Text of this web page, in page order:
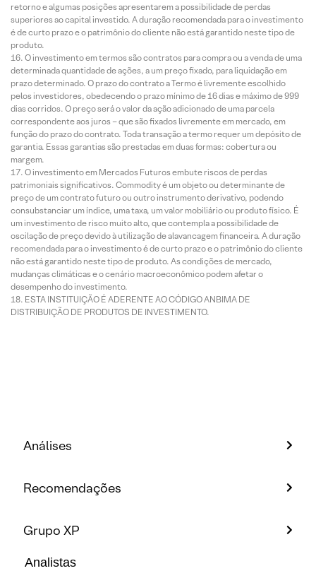
retorno e algumas posições apresentarem a possibilidade de perdas
superiores ao capital investido. A duração recomendada para o investimento
é de curto prazo e o patrimônio do cliente não está garantido neste tipo de
produto.
O investimento em termos são contratos para compra ou a venda de uma
determinada quantidade de ações, a um preço fixado, para liquidação em
prazo determinado. O prazo do contrato a Termo é livremente escolhido
pelos investidores, obedecendo o prazo mínimo de 16 dias e máximo de 999
dias corridos. O preço será o valor da ação adicionado de uma parcela
correspondente aos juros – que são fixados livremente em mercado, em
função do prazo do contrato. Toda transação a termo requer um depósito de
garantia. Essas garantias são prestadas em duas formas: cobertura ou
margem.
O investimento em Mercados Futuros embute riscos de perdas
patrimoniais significativos. Commodity é um objeto ou determinante de
preço de um contrato futuro ou outro instrumento derivativo, podendo
consubstanciar um índice, uma taxa, um valor mobiliário ou produto físico. É
um investimento de risco muito alto, que contempla a possibilidade de
oscilação de preço devido à utilização de alavancagem financeira. A duração
recomendada para o investimento é de curto prazo e o patrimônio do cliente
não está garantido neste tipo de produto. As condições de mercado,
mudanças climáticas e o cenário macroeconômico podem afetar o
desempenho do investimento.
ESTA INSTITUIÇÃO É ADERENTE AO CÓDIGO ANBIMA DE
DISTRIBUIÇÃO DE PRODUTOS DE INVESTIMENTO.
Análises
Recomendações
Grupo XP
Analistas